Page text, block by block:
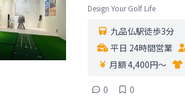
Design Your Golf Life
九品仏駅徒歩3分
平日 24時間営業
月額 4,400円〜
0
0